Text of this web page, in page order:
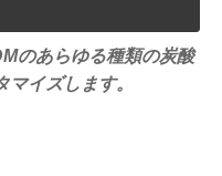
のあらゆる種類の炭酸
イズします。